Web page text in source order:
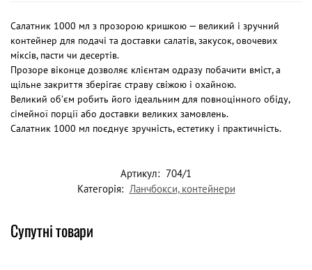
Салатник 1000 мл з прозорою кришкою — великий і зручний
контейнер для подачі та доставки салатів, закусок, овочевих
міксів, пасти чи десертів.
Прозоре віконце дозволяє клієнтам одразу побачити вміст, а
щільне закриття зберігає страву свіжою і охайною.
Великий об’єм робить його ідеальним для повноцінного обіду,
сімейної порції або доставки великих замовлень.
Салатник 1000 мл поєднує зручність, естетику і практичність.
Артикул: 704/1
Категорія: Ланчбокси, контейнери
Супутні товари